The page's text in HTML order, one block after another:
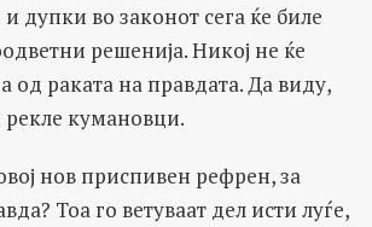
дупки во законот сега ќе биле
решенија. Никој не ќе
од раката на правдата. Да виду,
рекле кумановци.
нов приспивен рефрен, за
Тоа го ветуваат дел исти луѓе,